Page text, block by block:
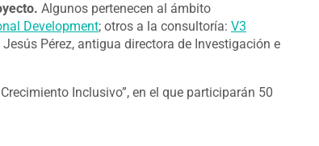
Algunos pertenecen al ámbito
Development; otros a la consultoría: V3
Pérez, antigua directora de Investigación e
Inclusivo”, en el que participarán 50